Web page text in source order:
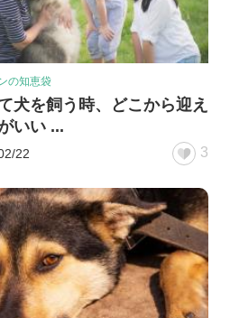
の知恵袋
犬を飼う時、どこから迎え
いい ...
22 3